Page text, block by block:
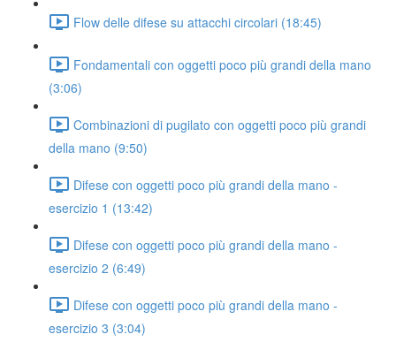
Flow delle difese su attacchi circolari (18:45)
Fondamentali con oggetti poco più grandi della mano
(3:06)
Combinazioni di pugilato con oggetti poco più grandi
della mano (9:50)
Difese con oggetti poco più grandi della mano -
esercizio 1 (13:42)
Difese con oggetti poco più grandi della mano -
esercizio 2 (6:49)
Difese con oggetti poco più grandi della mano -
esercizio 3 (3:04)